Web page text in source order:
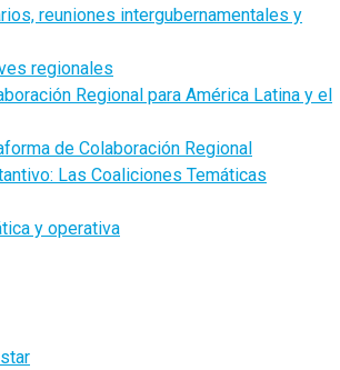
reuniones intergubernamentales y
regionales
Regional para América Latina y el
de Colaboración Regional
Las Coaliciones Temáticas
y operativa